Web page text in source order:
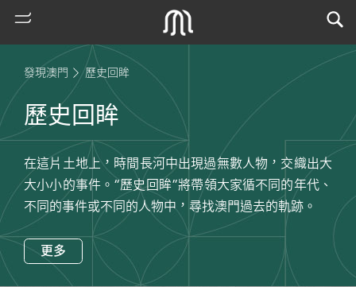
門
發現澳門 歷史回眸
歷史回眸
在這片土地上，時間長河中出現過無數人物，交織出大
大小小的事件。“歷史回眸”將帶領大家循不同的年代、
不同的事件或不同的人物中，尋找澳門過去的軌跡。
更多